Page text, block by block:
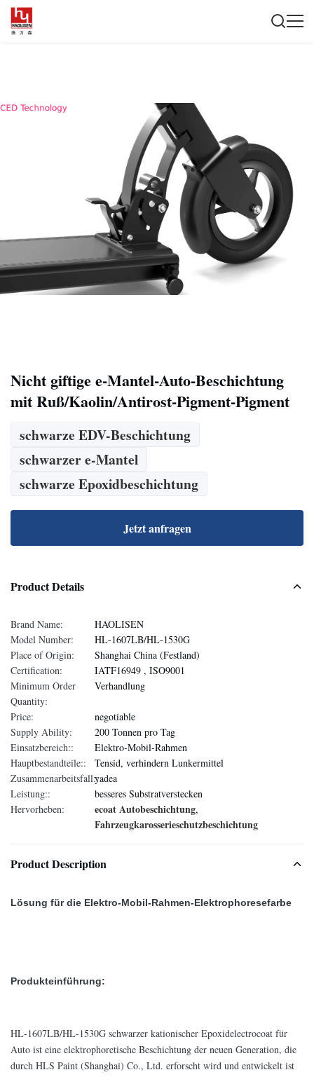
Nicht giftige e-Mantel-Auto-Beschichtung
mit Ruß/Kaolin/Antirost-Pigment-Pigment
schwarze EDV-Beschichtung
schwarzer e-Mantel
schwarze Epoxidbeschichtung
Jetzt anfragen
Product Details
Brand Name:
HAOLISEN
Model Number:
HL-1607LB/HL-1530G
Place of Origin:
Shanghai China (Festland)
Certification:
IATF16949 , ISO9001
Minimum Order
Quantity:
Verhandlung
Price:
negotiable
Supply Ability:
200 Tonnen pro Tag
Einsatzbereich::
Elektro-Mobil-Rahmen
Hauptbestandteile::
Tensid, verhindern Lunkermittel
Zusammenarbeitsfall::yadea
Leistung::
besseres Substratverstecken
Hervorheben:
ecoat Autobeschichtung,
Fahrzeugkarosserieschutzbeschichtung
Product Description
Lösung für die Elektro-Mobil-Rahmen-Elektrophoresefarbe
Produkteinführung:
HL-1607LB/HL-1530G schwarzer kationischer Epoxidelectrocoat für
Auto ist eine elektrophoretische Beschichtung der neuen Generation, die
durch HLS Paint (Shanghai) Co., Ltd. erforscht wird und entwickelt ist